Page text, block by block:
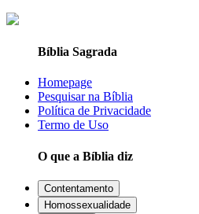
Bíblia Sagrada
Homepage
Pesquisar na Bíblia
Política de Privacidade
Termo de Uso
O que a Bíblia diz
Contentamento
Homossexualidade